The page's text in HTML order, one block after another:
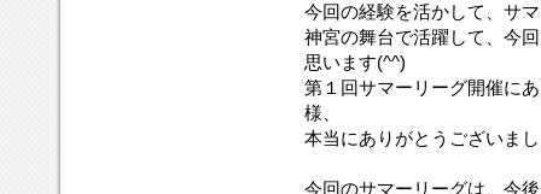
今回の経験を活かして、サ
神宮の舞台で活躍して、今
思います(^^)
第１回サマーリーグ開催に
様、
本当にありがとうございま
今回のサマーリーグは、今